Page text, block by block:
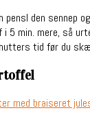
pensl den sennep
i 5 min. mere, så
tid før du